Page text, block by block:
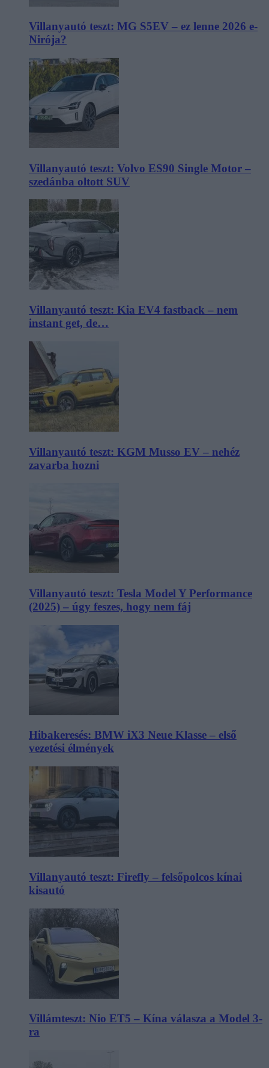
Villanyautó teszt: MG S5EV – ez lenne 2026 e-
Nirója?
Villanyautó teszt: Volvo ES90 Single Motor –
szedánba oltott SUV
Villanyautó teszt: Kia EV4 fastback – nem
instant get, de…
Villanyautó teszt: KGM Musso EV – nehéz
zavarba hozni
Villanyautó teszt: Tesla Model Y Performance
(2025) – úgy feszes, hogy nem fáj
Hibakeresés: BMW iX3 Neue Klasse – első
vezetési élmények
Villanyautó teszt: Firefly – felsőpolcos kínai
kisautó
Villámteszt: Nio ET5 – Kína válasza a Model 3-
ra